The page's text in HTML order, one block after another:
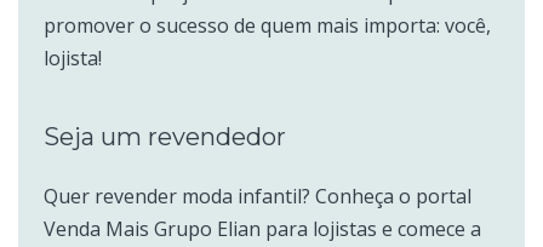
promover o sucesso de quem mais importa: você,
lojista!
Seja um revendedor
Quer revender moda infantil? Conheça o portal
Venda Mais Grupo Elian para lojistas e comece a